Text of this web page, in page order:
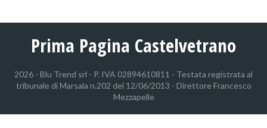
Prima Pagina Castelvetrano
2026 - Blu Trend srl - P. IVA 02894610811 - Testata registrata al
tribunale di Marsala n.202 del 12/06/2013 - Direttore Francesco
Mezzapelle